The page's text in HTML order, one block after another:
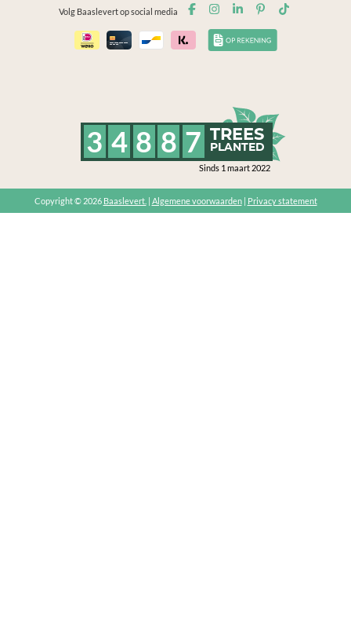
Volg Baaslevert op social media
3 4 8 8 7 TREES
PLANTED
Sinds 1 maart 2022
Copyright © 2026 Baaslevert. | Algemene voorwaarden| Privacy statement